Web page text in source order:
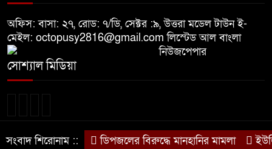
মুক্তিযুদ্ধবিরোধীদের ষড়যন্ত্র মানুষ
নস্যাৎ করবে
অফিস: বাসা: ২৭, রোড: ৭/ডি, সেক্টর :৯, উত্তরা মডেল টাউন ই-
মেইল: octopusy2816@gmail.comলিস্টেড আল বাংলা
নিউজপেপার
সোশ্যাল মিডিয়া
© সর্বস্বত্ব সংরক্ষিত © দৈনিক দেশ আমার
সংবাদ শিরোনাম :: ডিপজলের বিরুদ্ধে মানহানির মামলা